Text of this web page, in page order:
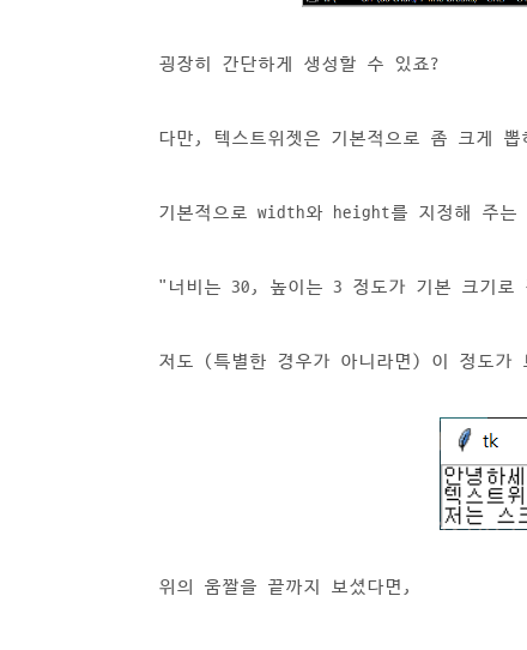
굉장히 간단하게 생성할 수 있죠?
다만, 텍스트위젯은 기본적으로 좀 크게 뽑
기본적으로 width와 height를 지정해 주는
"너비는 30, 높이는 3 정도가 기본 크기로
저도 (특별한 경우가 아니라면) 이 정도가
위의 움짤을 끝까지 보셨다면,